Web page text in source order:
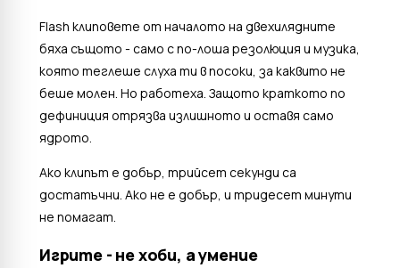
Flash клиповете от началото на двехилядните
бяха същото - само с по-лоша резолюция и музика,
която теглеше слуха ти в посоки, за каквито не
беше молен. Но работеха. Защото краткото по
дефиниция отрязва излишното и оставя само
ядрото.
Ако клипът е добър, трийсет секунди са
достатъчни. Ако не е добър, и тридесет минути
не помагат.
Игрите - не хоби, а умение